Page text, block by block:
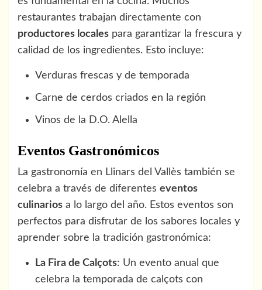
restaurantes trabajan directamente con
productores locales para garantizar la frescura y
calidad de los ingredientes. Esto incluye:
Verduras frescas y de temporada
Carne de cerdos criados en la región
Vinos de la D.O. Alella
Eventos Gastronómicos
La gastronomía en Llinars del Vallès también se
celebra a través de diferentes eventos
culinarios a lo largo del año. Estos eventos son
perfectos para disfrutar de los sabores locales y
aprender sobre la tradición gastronómica:
La Fira de Calçots: Un evento anual que
celebra la temporada de calçots con